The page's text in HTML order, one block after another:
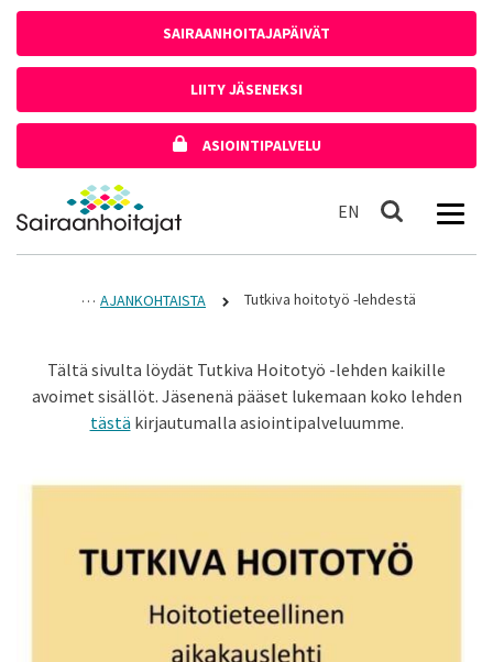
SAIRAANHOITAJAPÄIVÄT
LIITY JÄSENEKSI
ASIOINTIPALVELU
Etusivulle
EN In English
Haku
AJANKOHTAISTA Tutkiva hoitotyö -lehdestä
Tältä sivulta löydät Tutkiva Hoitotyö -lehden kaikille
avoimet sisällöt. Jäsenenä pääset lukemaan koko lehden
tästä kirjautumalla asiointipalveluumme.